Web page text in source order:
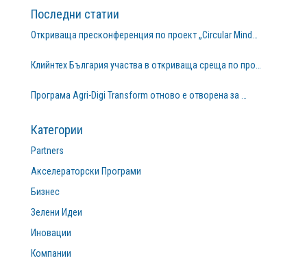
Последни статии
Откриваща пресконференция по проект „Circular Mind…
Клийнтех България участва в откриваща среща по про…
Програма Agri-Digi Transform отново е отворена за …
Категории
Partners
Акселераторски Програми
Бизнес
Зелени Идеи
Иновации
Компании